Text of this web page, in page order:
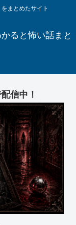
まとめたサイト
ると怖い話まと
信中！